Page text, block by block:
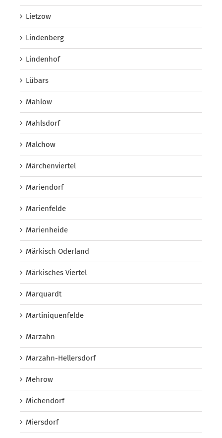
Lietzow
Lindenberg
Lindenhof
Lübars
Mahlow
Mahlsdorf
Malchow
Märchenviertel
Mariendorf
Marienfelde
Marienheide
Märkisch Oderland
Märkisches Viertel
Marquardt
Martiniquenfelde
Marzahn
Marzahn-Hellersdorf
Mehrow
Michendorf
Miersdorf